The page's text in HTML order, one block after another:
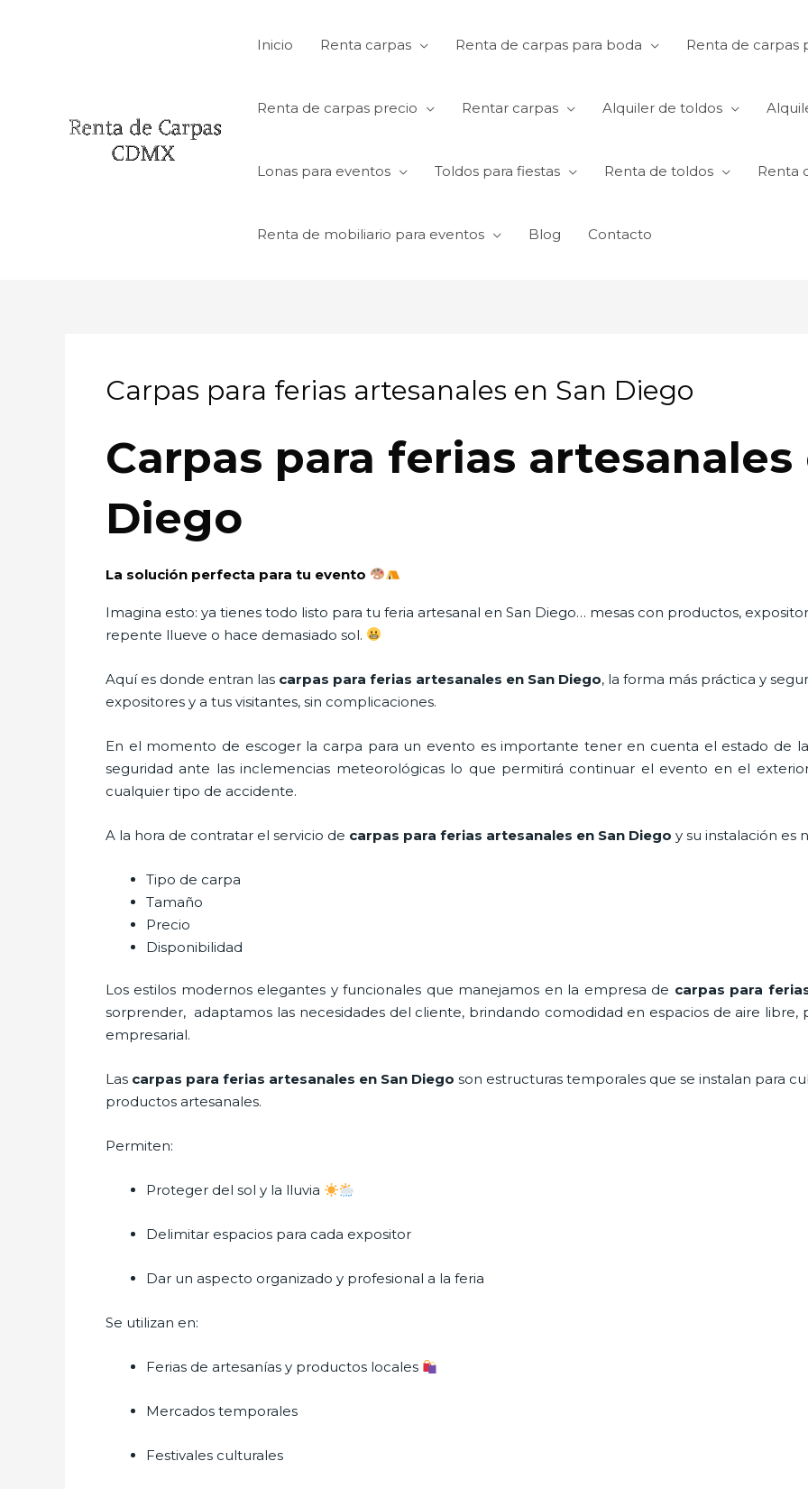
Inicio Renta carpas Renta de carpas para boda Renta de carpas
Renta de carpas precio Rentar carpas Alquiler de toldos
Lonas para eventos Toldos para fiestas Renta de toldos Renta
Renta de mobiliario para eventos Blog Contacto
Carpas para ferias artesanales en San Diego
Carpas para ferias artesanales
Diego
La solución perfecta para tu evento
Imagina esto: ya tienes todo listo para tu feria artesanal en San Diego… mesas con productos,
repente llueve o hace demasiado sol.
Aquí es donde entran las carpas para ferias artesanales en San Diego, la forma más práctica y
expositores y a tus visitantes, sin complicaciones.
En el momento de escoger la carpa para un evento es importante tener en cuenta el estado de
seguridad ante las inclemencias meteorológicas lo que permitirá continuar el evento en el
cualquier tipo de accidente.
A la hora de contratar el servicio de carpas para ferias artesanales en San Diego y su instalación es
Tipo de carpa
Tamaño
Precio
Disponibilidad
Los estilos modernos elegantes y funcionales que manejamos en la empresa de carpas para
sorprender, adaptamos las necesidades del cliente, brindando comodidad en espacios de aire
empresarial.
Las carpas para ferias artesanales en San Diego son estructuras temporales que se instalan para
productos artesanales.
Permiten:
Proteger del sol y la lluvia
Delimitar espacios para cada expositor
Dar un aspecto organizado y profesional a la feria
Se utilizan en:
Ferias de artesanías y productos locales
Mercados temporales
Festivales culturales